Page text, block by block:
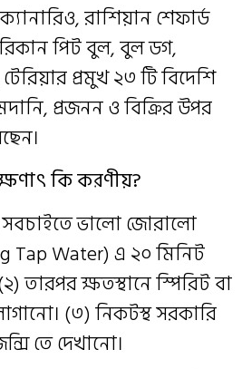
রাশিয়ান শেফার্ড
পিট বুল, বুল ডগ,
প্রমুখ ২৩ টি বিদেশি
প্রজনন ও বিক্রির উপর
কি করণীয়?
ভালো জোরালো
Tap Water) এ ২০ মিনিট
তারপর ক্ষতস্থানে স্পিরিট বা
(৩) নিকটস্থ সরকারি
তে দেখানো।